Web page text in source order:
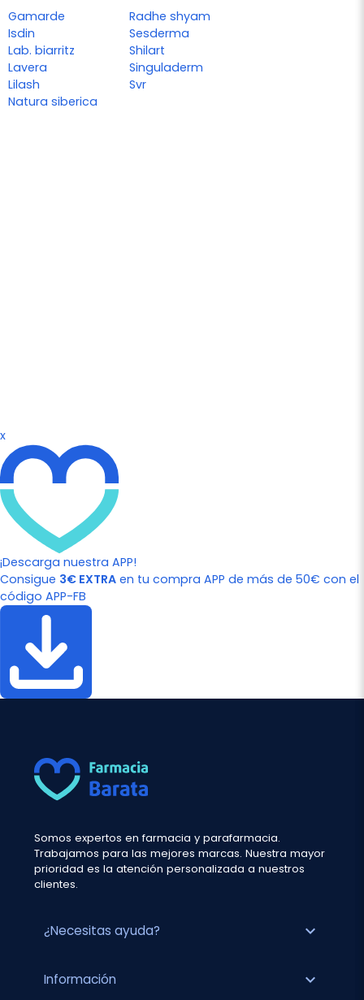
Gamarde
Isdin
Lab. biarritz
Lavera
Lilash
Natura siberica
Radhe shyam
Sesderma
Shilart
Singuladerm
Svr
x
¡Descarga nuestra APP!
Consigue 3€ EXTRA en tu compra APP de más de 50€ con el
código APP-FB
Somos expertos en farmacia y parafarmacia.
Trabajamos para las mejores marcas. Nuestra mayor
prioridad es la atención personalizada a nuestros
clientes.
¿Necesitas ayuda? expand_more
Información expand_more